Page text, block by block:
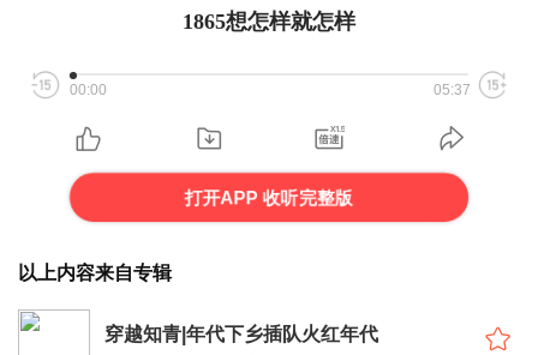
1865想怎样就怎样
00:00 05:37
打开APP 收听完整版
以上内容来自专辑
穿越知青|年代下乡插队火红年代